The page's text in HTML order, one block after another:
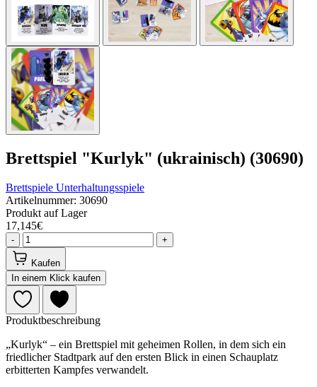
Brettspiel "Kurlyk" (ukrainisch) (30690)
Brettspiele Unterhaltungsspiele
Artikelnummer: 30690
Produkt auf Lager
17,145€
- +
Kaufen
In einem Klick kaufen
Produktbeschreibung
„Kurlyk“ – ein Brettspiel mit geheimen Rollen, in dem sich ein
friedlicher Stadtpark auf den ersten Blick in einen Schauplatz
erbitterten Kampfes verwandelt.